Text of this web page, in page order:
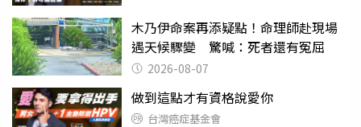
木乃伊命案再添疑點！命理師赴現場
遇天候驟變 驚喊：死者還有冤屈
2026-08-07
做到這點才有資格說愛你
台灣癌症基金會